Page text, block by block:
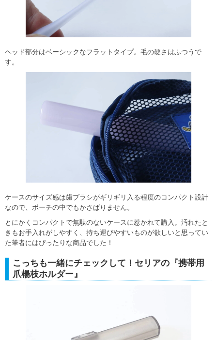
ヘッド部分はベーシックなフラットタイプ。毛の硬さはふつうで
す。
ケースのサイズ感は歯ブラシがギリギリ入る程度のコンパクト設計
なので、ポーチの中でもかさばりません。
とにかくコンパクトで無駄のないケースに惹かれて購入。汚れたと
きもお手入れがしやすく、持ち運びやすいものが欲しいと思ってい
た筆者にはぴったりな商品でした！
こっちも一緒にチェックして！セリアの『携帯用
爪楊枝ホルダー』